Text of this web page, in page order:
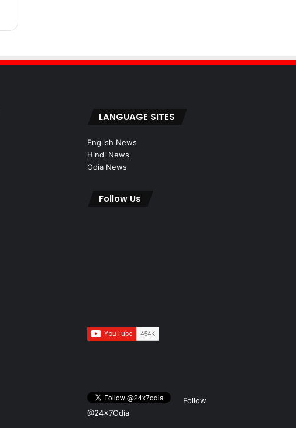
LANGUAGE SITES
English News
Hindi News
Odia News
Follow Us
Follow
@24x7Odia